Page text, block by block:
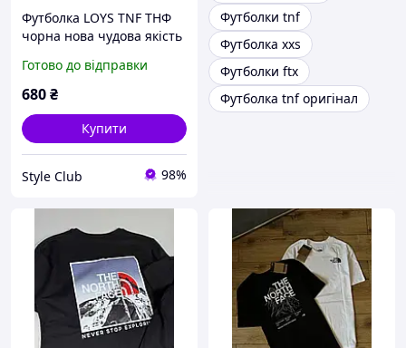
Футболка LOYS TNF ТНФ
чорна нова чудова якість
Готово до відправки
680₴
Купити
Style Club 98%
Футболки tnf
Футболка xxs
Футболки ftx
Футболка tnf оригінал